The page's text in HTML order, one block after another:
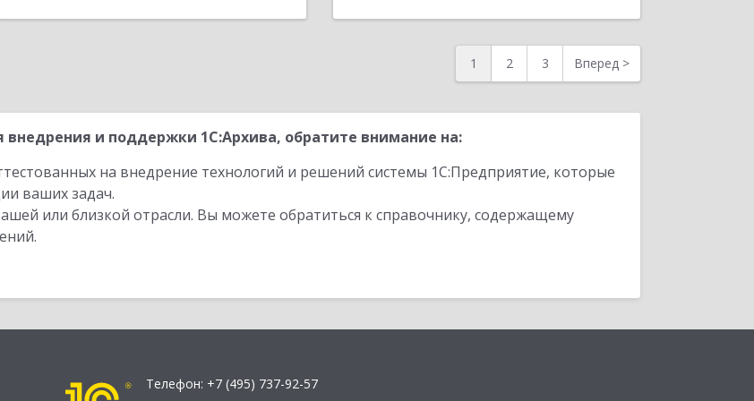
1 2 3 Вперед >
и поддержки 1С:Архива, обратите внимание на:
на внедрение технологий и решений системы 1С:Предприятие, которые
ваших задач.
или близкой отрасли. Вы можете обратиться к справочнику, содержащему
Телефон: +7 (495) 737-92-57